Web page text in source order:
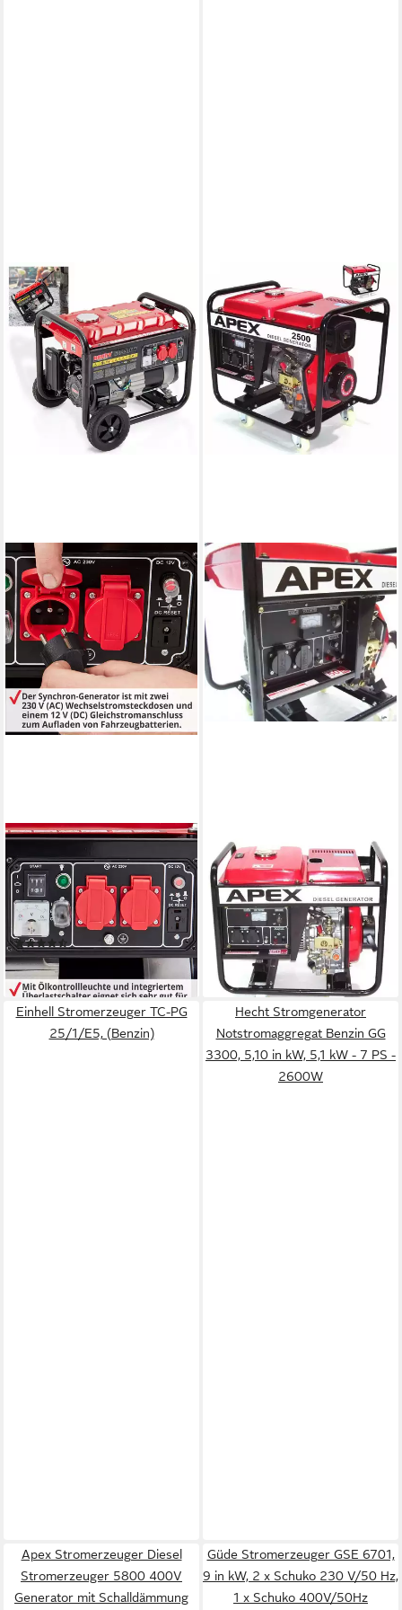
HECHT
Stromerzeuger
Notstromaggregat Benzin GG
3300W, 3,30 in kW, 7 PS -
5,2 kW - 15 Liter
(2)
529,99 €
lieferbar - in 2-3 Werktagen bei dir
APEX
Stromerzeuger Diesel
Stromerzeuger Generator
Notstromaggregat 2500
06283, (1-tlg)
899,00 €
lieferbar - in 9-11 Werktagen bei
dir
Einhell Stromerzeuger TC-PG
25/1/E5, (Benzin)
Hecht Stromgenerator
Notstromaggregat Benzin GG
3300, 5,10 in kW, 5,1 kW - 7 PS -
2600W
Apex Stromerzeuger Diesel
Stromerzeuger 5800 400V
Generator mit Schalldämmung
Güde Stromerzeuger GSE 6701,
9 in kW, 2 x Schuko 230 V/50 Hz,
1 x Schuko 400V/50Hz